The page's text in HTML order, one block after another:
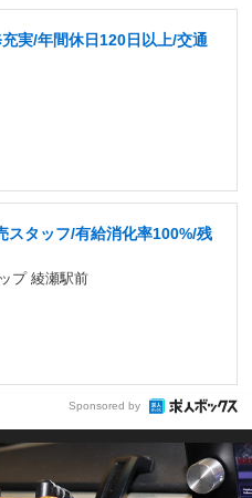
実/年間休日120日以上/交通
タッフ/有給消化率100%/残
プ 綾瀬駅前
Sponsored by